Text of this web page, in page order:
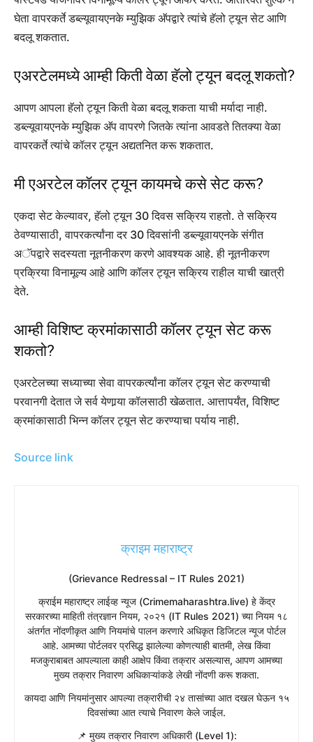
घेता वापरकर्ते डब्ल्यूवायएनके म्युझिक अ‍ॅपद्वारे त्यांचे हॅलो ट्यून सेट आणि
बदलू शकतात.
एअरटेलमध्ये आम्ही किती वेळा हॅलो ट्यून बदलू शकतो?
आपण आपला हॅलो ट्यून किती वेळा बदलू शकता याची मर्यादा नाही.
डब्ल्यूवायएनके म्युझिक अ‍ॅप वापरणे जितके त्यांना आवडते तितक्या वेळा
वापरकर्ते त्यांचे कॉलर ट्यून अद्यतनित करू शकतात.
मी एअरटेल कॉलर ट्यून कायमचे कसे सेट करू?
एकदा सेट केल्यावर, हॅलो ट्यून 30 दिवस सक्रिय राहतो. ते सक्रिय
ठेवण्यासाठी, वापरकर्त्यांना दर 30 दिवसांनी डब्ल्यूवायएनके संगीत
अॅपद्वारे सदस्यता नूतनीकरण करणे आवश्यक आहे. ही नूतनीकरण
प्रक्रिया विनामूल्य आहे आणि कॉलर ट्यून सक्रिय राहील याची खात्री
देते.
आम्ही विशिष्ट क्रमांकासाठी कॉलर ट्यून सेट करू
शकतो?
एअरटेलच्या सध्याच्या सेवा वापरकर्त्यांना कॉलर ट्यून सेट करण्याची
परवानगी देतात जे सर्व येणार्‍या कॉलसाठी खेळतात. आत्तापर्यंत, विशिष्ट
क्रमांकासाठी भिन्न कॉलर ट्यून सेट करण्याचा पर्याय नाही.
Source link
क्राइम महाराष्ट्र
(Grievance Redressal – IT Rules 2021)
​क्राईम महाराष्ट्र लाईव्ह न्यूज (Crimemaharashtra.live) हे केंद्र
सरकारच्या माहिती तंत्रज्ञान नियम, २०२१ (IT Rules 2021) च्या नियम १८
अंतर्गत नोंदणीकृत आणि नियमांचे पालन करणारे अधिकृत डिजिटल न्यूज पोर्टल
आहे. आमच्या पोर्टलवर प्रसिद्ध झालेल्या कोणत्याही बातमी, लेख किंवा
मजकुराबाबत आपल्याला काही आक्षेप किंवा तक्रार असल्यास, आपण आमच्या
मुख्य तक्रार निवारण अधिकाऱ्यांकडे लेखी नोंदणी करू शकता.
​कायदा आणि नियमांनुसार आपल्या तक्रारीची २४ तासांच्या आत दखल घेऊन १५
दिवसांच्या आत त्याचे निवारण केले जाईल.
​📌 मुख्य तक्रार निवारण अधिकारी (Level 1):